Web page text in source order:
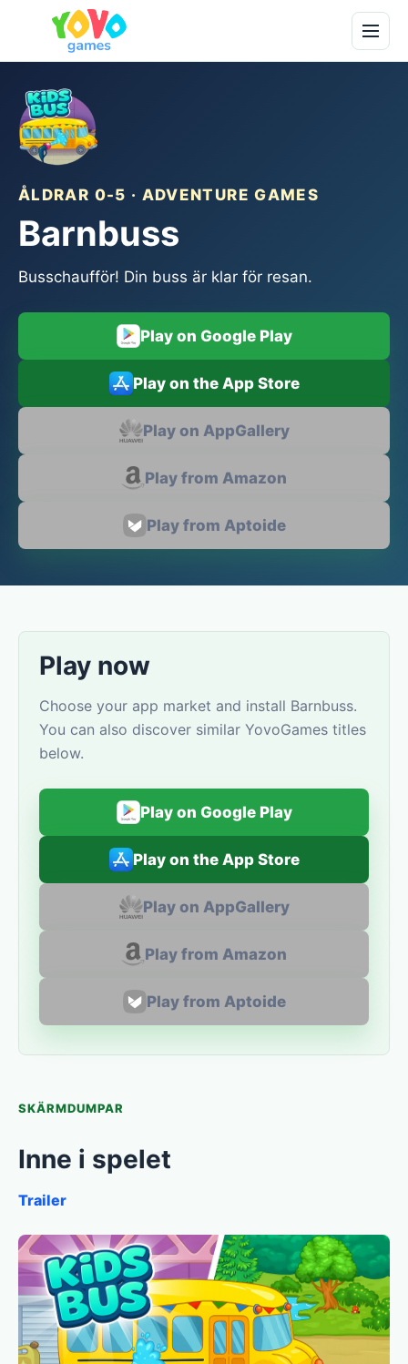
ÅLDRAR 0-5 · ADVENTURE GAMES
Barnbuss
Busschaufför! Din buss är klar för resan.
Play on Google Play
Play on the App Store
Play on AppGallery
Play from Amazon
Play from Aptoide
Play now
Choose your app market and install Barnbuss.
You can also discover similar YovoGames titles
below.
Play on Google Play
Play on the App Store
Play on AppGallery
Play from Amazon
Play from Aptoide
SKÄRMDUMPAR
Inne i spelet
Trailer